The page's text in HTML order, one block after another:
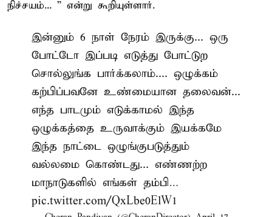
நிச்சயம்... ” என்று கூறியுள்ளார்.
இன்னும் 6 நாள் நேரம் இருக்கு... ஒரு
போட்டோ இப்படி எடுத்து போட்டுற
சொல்லுங்க பார்க்கலாம்.... ஒழுக்கம்
கற்பிப்பவனே உண்மையான தலைவன்...
எந்த பாடமும் எடுக்காமல் இந்த
ஒழுக்கத்தை உருவாக்கும் இயக்கமே
இந்த நாட்டை ஒழுங்குபடுத்தும்
வல்லமை கொண்டது... எண்ணற்ற
மாநாடுகளில் எங்கள் தம்பி…
pic.twitter.com/QxLbe0ElW1